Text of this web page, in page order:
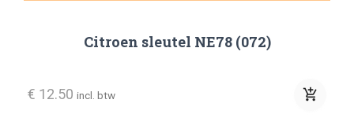
Citroen sleutel NE78 (072)
€ 12.50 incl. btw add_shopping_cart